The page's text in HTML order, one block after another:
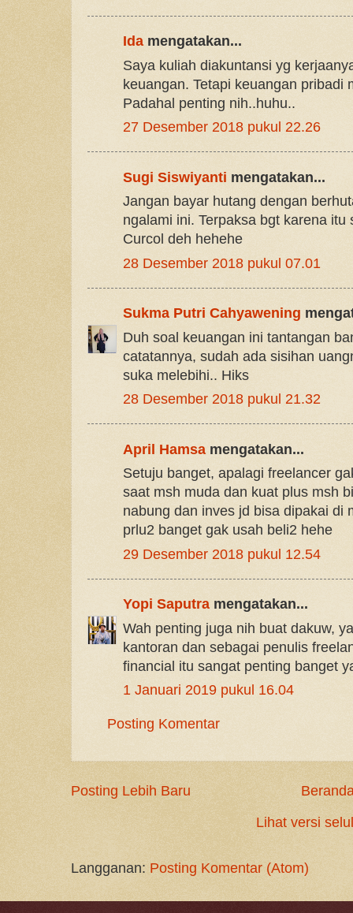
Idamengatakan...
Saya kuliah diakuntansi yg
keuangan. Tetapi keuangan pribadi
Padahal penting nih..huhu..
27 Desember 2018 pukul 22.26
Sugi Siswiyanti mengatakan...
Jangan bayar hutang dengan
ngalami ini. Terpaksa bgt karena itu
Curcol deh hehehe
28 Desember 2018 pukul 07.01
Sukma Putri Cahyawening
Duh soal keuangan ini tantangan
catatannya, sudah ada sisihan
suka melebihi.. Hiks
28 Desember 2018 pukul 21.32
April Hamsa mengatakan...
Setuju banget, apalagi freelancer
saat msh muda dan kuat plus msh
nabung dan inves jd bisa dipakai di
prlu2 banget gak usah beli2 hehe
29 Desember 2018 pukul 12.54
Yopi Saputra mengatakan...
Wah penting juga nih buat dakuw,
kantoran dan sebagai penulis
financial itu sangat penting banget
1 Januari 2019 pukul 16.04
Posting Komentar
Posting Lebih Baru
Lihat versi
Langganan: Posting Komentar (Atom)